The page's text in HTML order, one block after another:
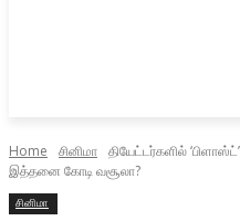
Home சினிமா தியேட்டர்களில்
இத்தனை கோடி வசூலா?
சினிமா